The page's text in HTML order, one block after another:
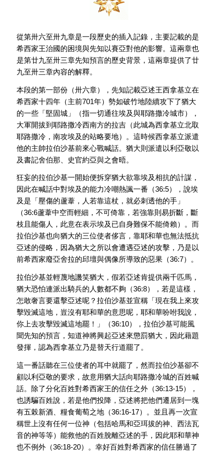
從第卅六至卅九章是一段歷史的插入記錄，主要記載的是
希西家王治國的困境與先知以賽亞對他的影響。這兩章也
是第廿九至卅三章先知預言的歷史背景，這兩章提供了廿
九至卅三章內容的解釋。
本段的第一部份（卅六章），先知記載亞述王西拿基立在
希西家十四年（主前701年）勢如破竹地陸續攻下了猶大
的一些「堅固城」（指一切通往埃及與耶路撒冷城市），
大軍開拔到耶路撒冷西南方的拉吉（此城為西拿基立北取
耶路撒冷，南攻埃及的站略要地）。這時候西拿基立派遣
他的主帥拉伯沙基前來心戰喊話。猶大則派遣以利亞敬以
及書記舍伯那、史官約亞與之會晤。
狂妄的拉伯沙基一開始便拆穿猶大欲靠埃及相抗的計謀，
因此在喊話中對埃及的能力冷嘲熱諷一番（36:5），說埃
及是「壓傷的蘆葦，人若靠這杖，就必刺透他的手」
（36:6蘆葦中空而輕細，不可倚靠，若強靠則易折斷，斷
枝且能傷人，此意在表示埃及已自身難保不能倚賴）。而
拉伯沙基也向猶大的三位使者侈言，靠耶和華也無法抵抗
亞述的侵略，因為猶大之所以會遭遇亞述的攻擊，乃是以
前希西家廢亞舍拉的邱壇與偶像所導致的惡果（36:7）。
拉伯沙基並輕蔑地譏笑猶大，假若亞述肯提供兩千匹馬，
猶大恐怕連派出騎兵的人數都不夠（36:8），若是這樣，
怎敢奢言要還擊亞述呢？拉伯沙基並宣稱「現在我上來攻
擊毀滅這地，豈沒有耶和華的意思呢，耶和華吩咐我說，
你上去攻擊毀滅這地罷！」（36:10），拉伯沙基可能風
聞先知的預言，知道神將興起亞述來懲罰猶大，因此藉題
發揮，認為西拿基立乃是替天行道罷了。
這一番話聽在三位使者的耳中就罷了，然而拉伯沙基卻不
顧以利亞敬的要求，故意用猶大話向耶路撒冷城的百姓喊
話。除了分化百姓對希西家王的信任之外（36:13-15），
也誘騙百姓說，若是他們投降，亞述將把他們遷居到一塊
有五榖新酒、糧食葡萄之地（36:16-17）。並且再一次宣
稱世上沒有任何一位神（包括哈馬和亞珥拔的神、西法瓦
音的神等等）能救他的百姓脫離亞述的手，因此耶和華神
也不例外（36:18-20）。幸好百姓對希西家的信任勝過了